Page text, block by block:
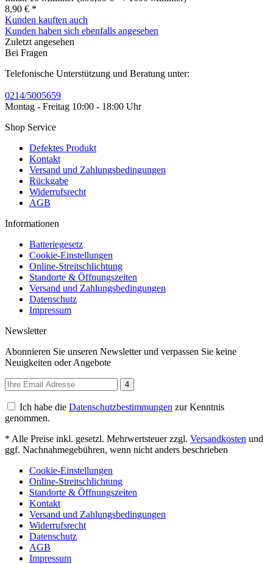
8,90 € *
Kunden kauften auch
Kunden haben sich ebenfalls angesehen
Zuletzt angesehen
Bei Fragen
Telefonische Unterstützung und Beratung unter:
0214/5005659
Montag - Freitag 10:00 - 18:00 Uhr
Shop Service
Defektes Produkt
Kontakt
Versand und Zahlungsbedingungen
Rückgabe
Widerrufsrecht
AGB
Informationen
Batteriegesetz
Cookie-Einstellungen
Online-Streitschlichtung
Standorte & Öffnungszeiten
Versand und Zahlungsbedingungen
Datenschutz
Impressum
Newsletter
Abonnieren Sie unseren Newsletter und verpassen Sie keine
Neuigkeiten oder Angebote
4
Ich habe die Datenschutzbestimmungen zur Kenntnis
genommen.
* Alle Preise inkl. gesetzl. Mehrwertsteuer zzgl. Versandkosten und
ggf. Nachnahmegebühren, wenn nicht anders beschrieben
Cookie-Einstellungen
Online-Streitschlichtung
Standorte & Öffnungszeiten
Kontakt
Versand und Zahlungsbedingungen
Widerrufsrecht
Datenschutz
AGB
Impressum